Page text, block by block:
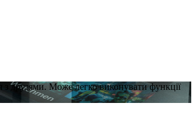
з друзями. Може легко виконувати функції